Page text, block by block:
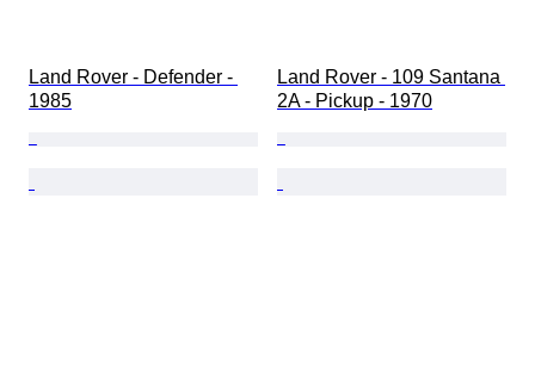
Land Rover - Defender -
1985
Land Rover - 109 Santana
2A - Pickup - 1970